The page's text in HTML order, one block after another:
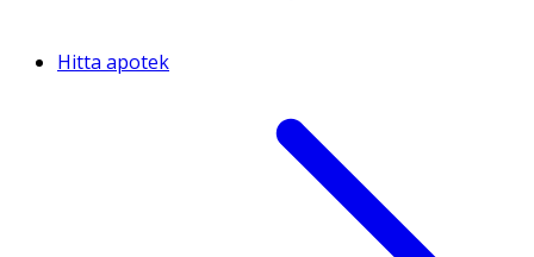
Hitta apotek